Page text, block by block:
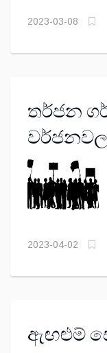
2023-03-08
තර්ජන
2023-04-02
ඇඟළුම්